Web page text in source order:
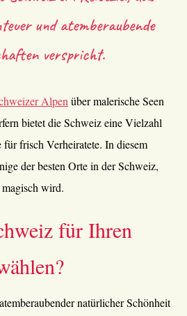
und atemberaubende
verspricht.
Alpen über malerische Seen
bietet die Schweiz eine Vielzahl
für frisch Verheiratete. In diesem
der besten Orte in der Schweiz,
wird.
für Ihren
natürlicher Schönheit